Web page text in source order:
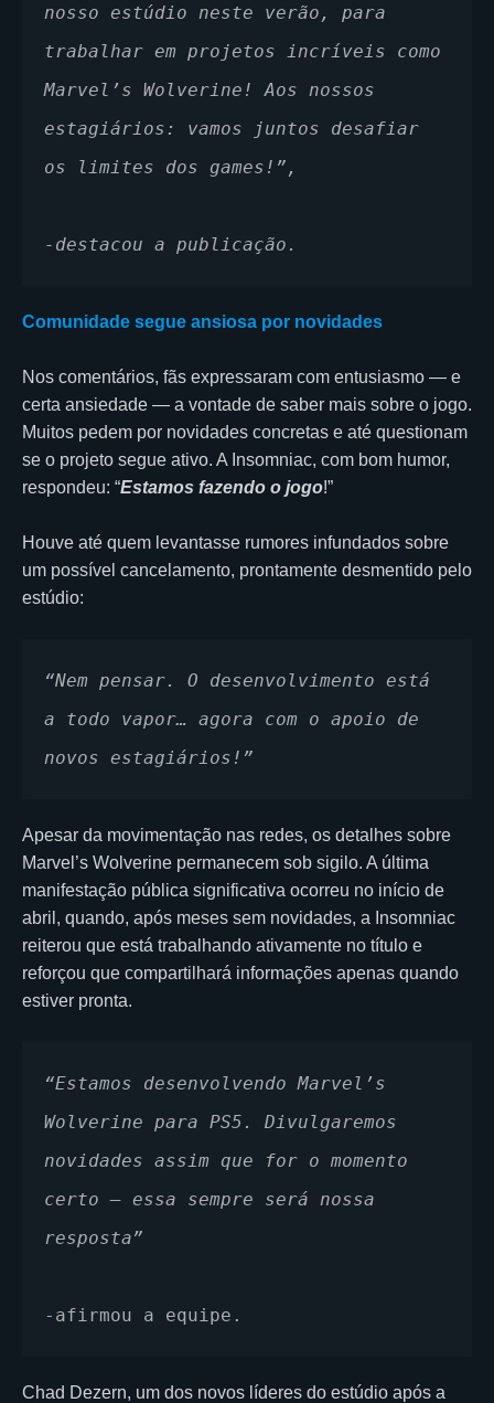
nosso estúdio neste verão, para
trabalhar em projetos incríveis como
Marvel’s Wolverine! Aos nossos
estagiários: vamos juntos desafiar
os limites dos games!”,
-destacou a publicação.
Comunidade segue ansiosa por novidades
Nos comentários, fãs expressaram com entusiasmo — e
certa ansiedade — a vontade de saber mais sobre o jogo.
Muitos pedem por novidades concretas e até questionam
se o projeto segue ativo. A Insomniac, com bom humor,
respondeu: “Estamos fazendo o jogo!”
Houve até quem levantasse rumores infundados sobre
um possível cancelamento, prontamente desmentido pelo
estúdio:
“Nem pensar. O desenvolvimento está
a todo vapor… agora com o apoio de
novos estagiários!”
Apesar da movimentação nas redes, os detalhes sobre
Marvel’s Wolverine permanecem sob sigilo. A última
manifestação pública significativa ocorreu no início de
abril, quando, após meses sem novidades, a Insomniac
reiterou que está trabalhando ativamente no título e
reforçou que compartilhará informações apenas quando
estiver pronta.
“Estamos desenvolvendo Marvel’s
Wolverine para PS5. Divulgaremos
novidades assim que for o momento
certo — essa sempre será nossa
resposta”
-afirmou a equipe.
Chad Dezern, um dos novos líderes do estúdio após a